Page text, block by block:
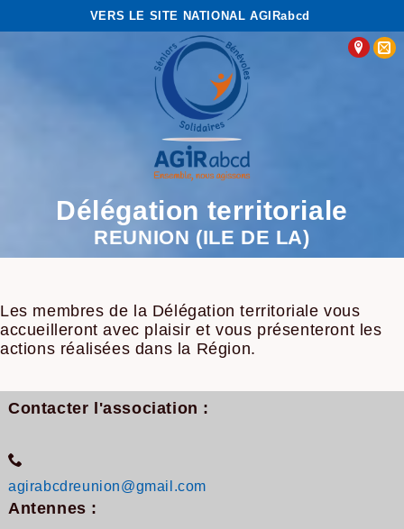
VERS LE SITE NATIONAL AGIRabcd
Délégation territoriale
REUNION (ILE DE LA)
Les membres de la Délégation territoriale vous
accueilleront avec plaisir et vous présenteront les
actions réalisées dans la Région.
Contacter l'association :
agirabcdreunion@gmail.com
Antennes :